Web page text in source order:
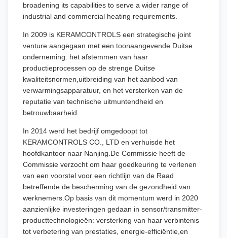
broadening its capabilities to serve a wider range of
industrial and commercial heating requirements.
In 2009 is KERAMCONTROLS een strategische joint
venture aangegaan met een toonaangevende Duitse
onderneming: het afstemmen van haar
productieprocessen op de strenge Duitse
kwaliteitsnormen,uitbreiding van het aanbod van
verwarmingsapparatuur, en het versterken van de
reputatie van technische uitmuntendheid en
betrouwbaarheid.
In 2014 werd het bedrijf omgedoopt tot
KERAMCONTROLS CO., LTD en verhuisde het
hoofdkantoor naar Nanjing.De Commissie heeft de
Commissie verzocht om haar goedkeuring te verlenen
van een voorstel voor een richtlijn van de Raad
betreffende de bescherming van de gezondheid van
werknemers.Op basis van dit momentum werd in 2020
aanzienlijke investeringen gedaan in sensor/transmitter-
producttechnologieën: versterking van haar verbintenis
tot verbetering van prestaties, energie-efficiëntie,en